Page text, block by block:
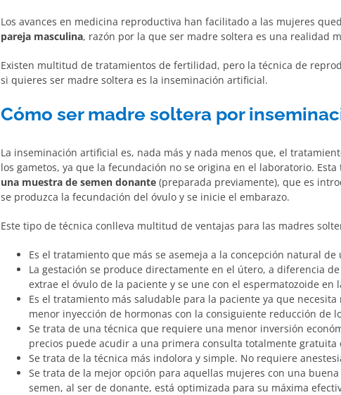
Los avances en medicina reproductiva han facilitado a las mujeres
pareja masculina, razón por la que ser madre soltera es una realidad
Existen multitud de tratamientos de fertilidad, pero la técnica de
si quieres ser madre soltera es la inseminación artificial.
Cómo ser madre soltera por
La inseminación artificial es, nada más y nada menos que, el
los gametos, ya que la fecundación no se origina en el laboratorio.
una muestra de semen donante (preparada previamente), que es
se produzca la fecundación del óvulo y se inicie el embarazo.
Este tipo de técnica conlleva multitud de ventajas para las madres
Es el tratamiento que más se asemeja a la concepción natural de
La gestación se produce directamente en el útero, a diferencia
extrae el óvulo de la paciente y se une con el espermatozoide en
Es el tratamiento más saludable para la paciente ya que
menor inyección de hormonas con la consiguiente reducción de
Se trata de una técnica que requiere una menor inversión
precios puede acudir a una primera consulta totalmente gratuita
Se trata de la técnica más indolora y simple. No requiere
Se trata de la mejor opción para aquellas mujeres con una
semen, al ser de donante, está optimizada para su máxima